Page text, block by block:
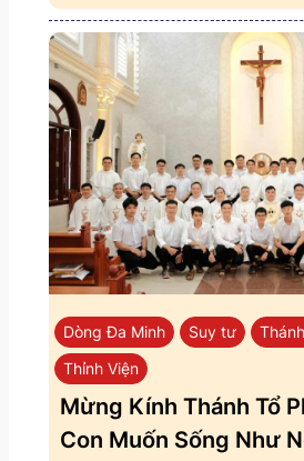
Dòng Đa Minh Suy tư
Thỉnh Viện
Mừng Kính Thánh Tổ
Con Muốn Sống Như